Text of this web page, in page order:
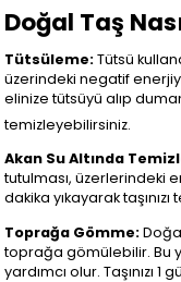
Doğal Taş
Tütsüleme:Tütsü
üzerindeki negatif
elinize tütsüyü alıp
temizleyebilirsiniz.
Akan Su Altında
tutulması, üzerlerindeki
dakika yıkayarak
Toprağa Gömme:
toprağa gömülebilir. Bu
yardımcı olur. Taşınızı